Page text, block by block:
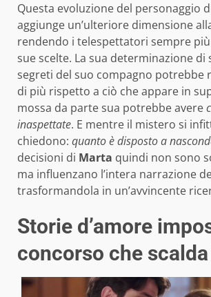
Questa evoluzione del personaggio
aggiunge un’ulteriore dimensione
rendendo i telespettatori sempre
sue scelte. La sua determinazione di
segreti del suo compagno potrebbe
di più rispetto a ciò che appare in
mossa da parte sua potrebbe avere
inaspettate. E mentre il mistero si
chiedono: quanto è disposto a
decisioni di Marta quindi non sono
ma influenzano l’intera narrazione
trasformandola in un’avvincente
Storie d’amore
concorso che